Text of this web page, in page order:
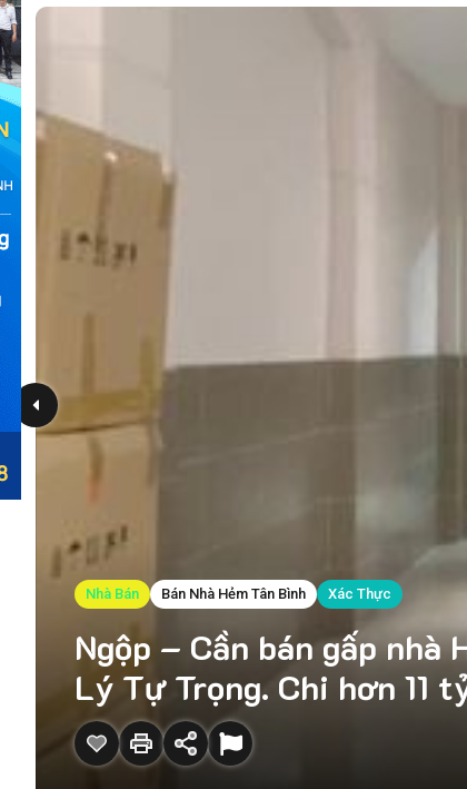
Nhà Bán Bán Nhà Hẻm Tân Bình Xác Thực
Ngộp – Cần bán gấp nhà
Lý Tự Trọng. Chi hơn 11